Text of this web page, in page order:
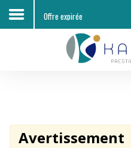
Entreprises
Offre expirée
Avertissement